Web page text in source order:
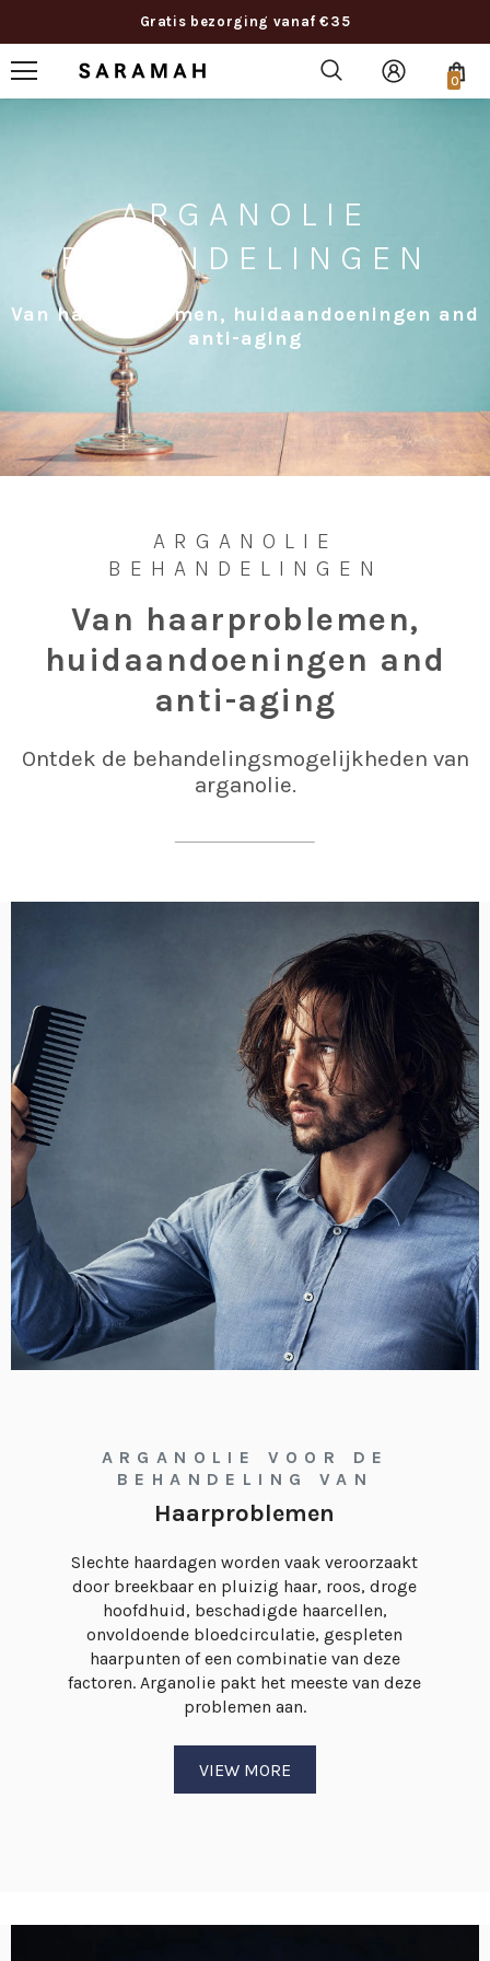
Gratis bezorging vanaf €35
0
ARGANOLIE
BEHANDELINGEN
Van haarproblemen, huidaandoeningen and
anti-aging
ARGANOLIE
BEHANDELINGEN
Van haarproblemen,
huidaandoeningen and
anti-aging
Ontdek de behandelingsmogelijkheden van
arganolie.
ARGANOLIE VOOR DE
BEHANDELING VAN
Haarproblemen
Slechte haardagen worden vaak veroorzaakt
door breekbaar en pluizig haar, roos, droge
hoofdhuid, beschadigde haarcellen,
onvoldoende bloedcirculatie, gespleten
haarpunten of een combinatie van deze
factoren. Arganolie pakt het meeste van deze
problemen aan.
VIEW MORE